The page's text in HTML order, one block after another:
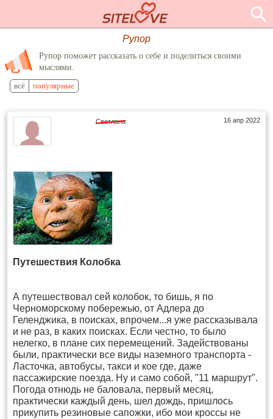
Рупор
Рупор поможет рассказать о себе и поделиться своими
мыслями.
всё популярные
16 апр 2022
Светлана
Путешествия Колобка
А путешествовал сей колобок, то бишь, я по
Черноморскому побережью, от Адлера до
Геленджика, в поисках, впрочем...я уже рассказывала
и не раз, в каких поисках. Если честно, то было
нелегко, в плане сих перемещений. Задействованы
были, практически все виды наземного транспорта -
Ласточка, автобусы, такси и кое где, даже
пассажирские поезда. Ну и само собой, "11 маршрут".
Погода отнюдь не баловала, первый месяц,
практически каждый день, шел дождь, пришлось
прикупить резиновые сапожки, ибо мои кроссы не